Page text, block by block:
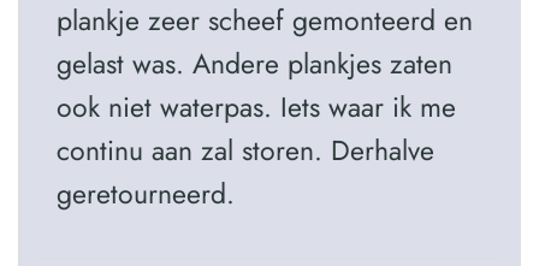
plankje zeer scheef gemonteerd en
gelast was. Andere plankjes zaten
ook niet waterpas. Iets waar ik me
continu aan zal storen. Derhalve
geretourneerd.